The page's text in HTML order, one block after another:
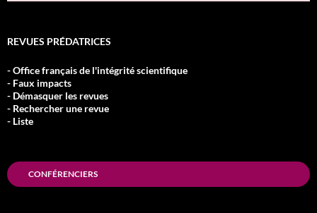
REVUES PRÉDATRICES
- Office français de l'intégrité scientifique
- Faux impacts
- Démasquer les revues
- Rechercher une revue
- Liste
CONFÉRENCIERS